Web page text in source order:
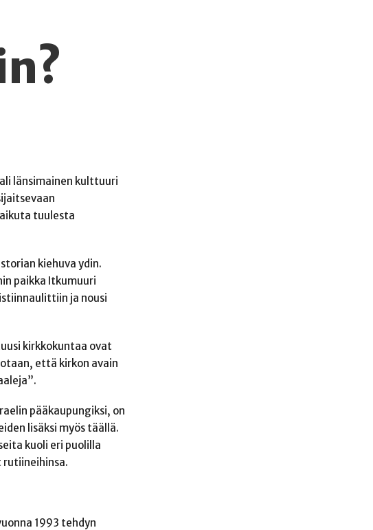
länsimainen kulttuuri
tuulesta
kiehuva ydin.
paikka Itkumuuri
ja nousi
kirkkokuntaa ovat
että kirkon avain
pääkaupungiksi, on
lisäksi myös täällä.
kuoli eri puolilla
rutiineihinsa.
1993 tehdyn